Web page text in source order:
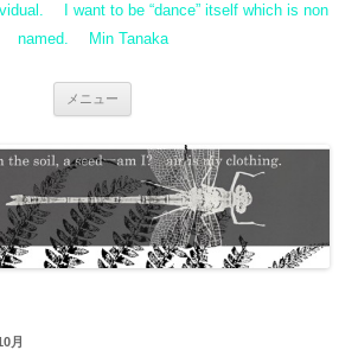
I want to be “dance” itself which is non
named. Min Tanaka
メニュー
月